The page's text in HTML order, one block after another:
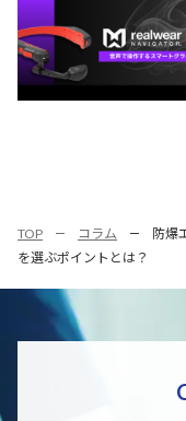
TOP コラム
防爆
を選ぶポイントとは？